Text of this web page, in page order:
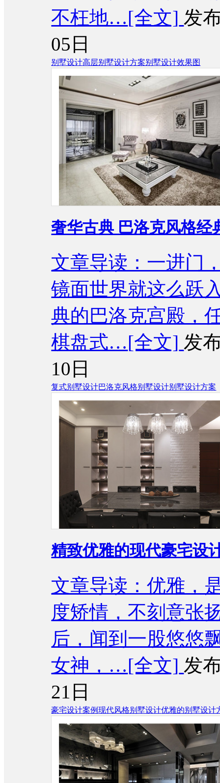
不枉地…[全文] 发
05日
别墅设计高层别墅设计方案别墅设计效果图
奢华古典 巴洛克风格
文章导读：一进门
镜面世界就这么跃
典的巴洛克宫殿，
棋盘式…[全文] 发
10日
复式别墅设计巴洛克风格别墅设计别墅设计方案
精致优雅的现代豪宅设
文章导读：优雅，
度矫情，不刻意张
后，闻到一股悠悠
女神，…[全文] 发
21日
豪宅设计案例现代风格别墅设计优雅的别墅设计